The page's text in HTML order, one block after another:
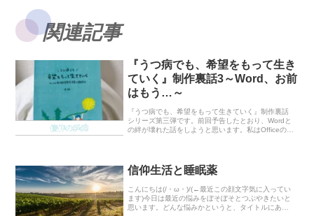
関連記事
信仰の経緯
『うつ病でも、希望をもって生き
ていく』制作裏話3～Word、お前
はもう…～
『うつ病でも、希望をもって生きていく』制作裏話
シリーズ第三弾です。前回予告したとおり、Wordと
の絆が壊れた話をしようと思います。私はOfficeの
信仰生活と睡眠薬
こんにちは(/・ω・)/(←最近この顔文字気に入ってい
ます)今日は最近の悩みをぼそぼそとつぶやきたいと
思います。どんな悩みかというと、タイトルにある